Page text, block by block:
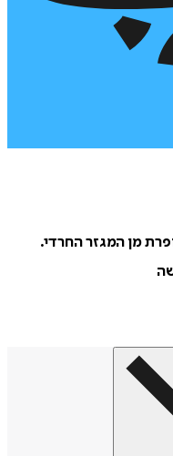
מן המגזר החרדי.